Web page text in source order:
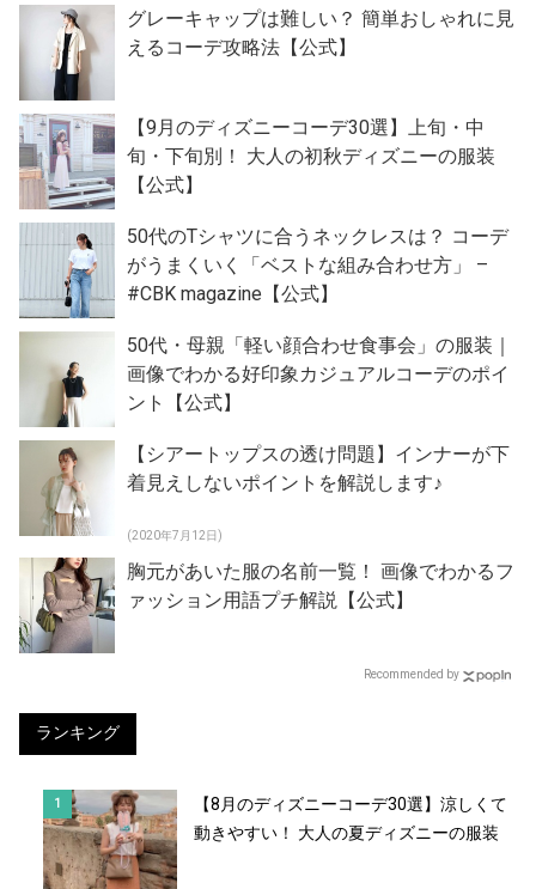
グレーキャップは難しい？ 簡単おしゃれに見
えるコーデ攻略法【公式】
【9月のディズニーコーデ30選】上旬・中
旬・下旬別！ 大人の初秋ディズニーの服装
【公式】
50代のTシャツに合うネックレスは？ コーデ
がうまくいく「ベストな組み合わせ方」 –
#CBK magazine【公式】
50代・母親「軽い顔合わせ食事会」の服装｜
画像でわかる好印象カジュアルコーデのポイ
ント【公式】
【シアートップスの透け問題】インナーが下
着見えしないポイントを解説します♪
(2020年7月12日)
胸元があいた服の名前一覧！ 画像でわかるフ
ァッション用語プチ解説【公式】
Recommended by
ランキング
【8月のディズニーコーデ30選】涼しくて
動きやすい！ 大人の夏ディズニーの服装